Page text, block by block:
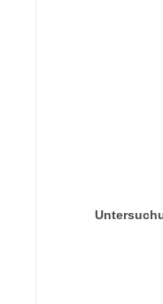
Durchschnittliche